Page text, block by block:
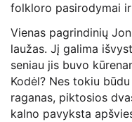
folkloro pasirodymai
Vienas pagrindinių
laužas. Jį galima
seniau jis buvo
Kodėl? Nes tokiu
raganas, piktosios
kalno pavyksta